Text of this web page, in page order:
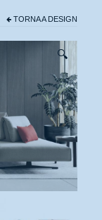
TORNA A DESIGN
🔍